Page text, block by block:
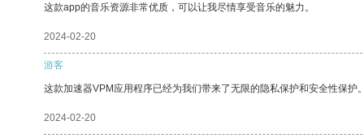
这款app的音乐资源非常优质，可以让我尽情享受音乐的魅力。
2024-02-20
游客
这款加速器VPM应用程序已经为我们带来了无限的隐私保护和安全性保护
2024-02-20